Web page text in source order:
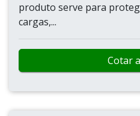
produto serve para
cargas,...
Cotar